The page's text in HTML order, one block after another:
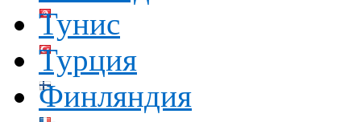
Тунис
Турция
Финляндия